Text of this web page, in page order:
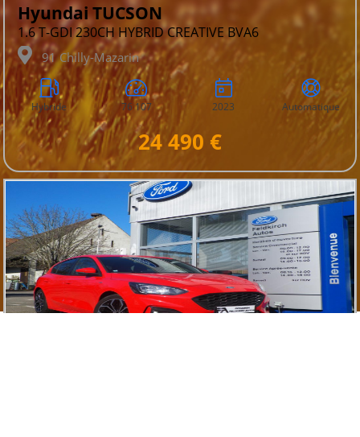
Hyundai TUCSON
1.6 T-GDI 230CH HYBRID CREATIVE BVA6
91 Chilly-Mazarin
Hybride 76 107 2023 Automatique
24 490 €